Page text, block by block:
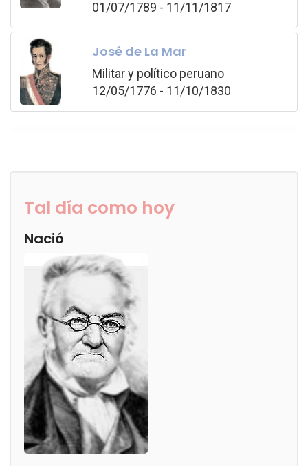
01/07/1789 - 11/11/1817
José de La Mar
Militar y político peruano
12/05/1776 - 11/10/1830
Tal día como hoy
Nació